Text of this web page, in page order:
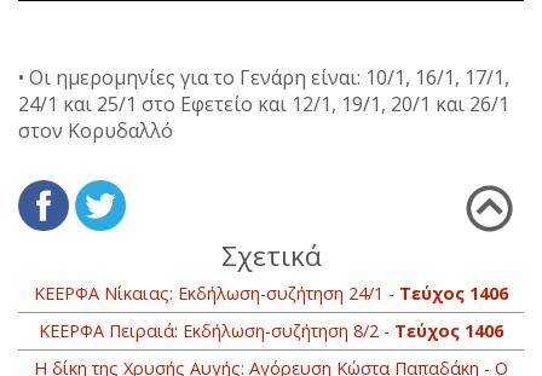
• Οι ημερομηνίες για το Γενάρη είναι: 10/1, 16/1, 17/1,
24/1 και 25/1 στο Εφετείο και 12/1, 19/1, 20/1 και 26/1
στον Κορυδαλλό
Σχετικά
ΚΕΕΡΦΑ Νίκαιας: Εκδήλωση-συζήτηση 24/1 - Τεύχος 1406
ΚΕΕΡΦΑ Πειραιά: Εκδήλωση-συζήτηση 8/2 - Τεύχος 1406
Η δίκη της Χρυσής Αυγής: Αγόρευση Κώστα Παπαδάκη - Ο